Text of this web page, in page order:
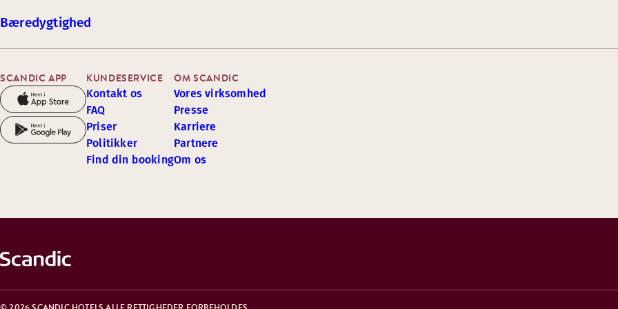
Bæredygtighed
SCANDIC APP KUNDESERVICE
Kontakt os
FAQ
Priser
Politikker
Find din booking
OM SCANDIC
Vores virksomhed
Presse
Karriere
Partnere
Om os